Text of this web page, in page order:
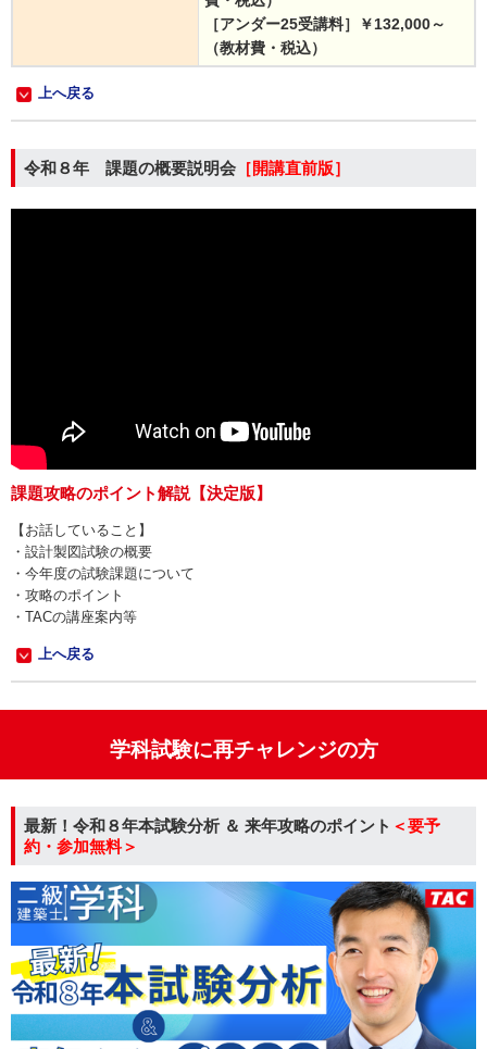
［アンダー25受講料］￥132,000～
（教材費・税込）
上へ戻る
令和８年 課題の概要説明会 ［開講直前版］
課題攻略のポイント解説【決定版】
【お話していること】
・設計製図試験の概要
・今年度の試験課題について
・攻略のポイント
・TACの講座案内等
上へ戻る
学科試験に再チャレンジの方
最新！令和８年本試験分析 ＆ 来年攻略のポイント ＜要予
約・参加無料＞